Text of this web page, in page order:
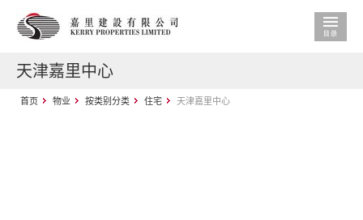
天津嘉里中心
首页 物业 按类别分类 住宅 天津嘉里中心